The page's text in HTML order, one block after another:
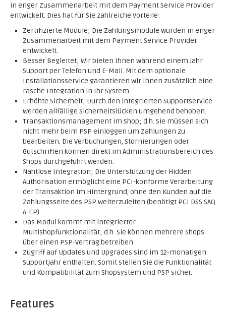
in enger Zusammenarbeit mit dem Payment Service Provider
entwickelt. Dies hat für Sie zahlreiche Vorteile:
Zertifizierte Module; Die Zahlungsmodule wurden in enger
Zusammenarbeit mit dem Payment Service Provider
entwickelt.
Besser Begleitet; Wir bieten Ihnen während einem Jahr
Support per Telefon und E-Mail. Mit dem optionale
Installationsservice garantieren wir Ihnen zusätzlich eine
rasche Integration in Ihr System.
Erhöhte Sicherheit; Durch den integrierten Supportservice
werden allfällige Sicherheitslücken umgehend behoben.
Transaktionsmanagement im Shop; d.h. Sie müssen sich
nicht mehr beim PSP einloggen um Zahlungen zu
bearbeiten. Die Verbuchungen, Stornierungen oder
Gutschriften können direkt im Administrationsbereich des
Shops durchgeführt werden.
Nahtlose Integration; Die Unterstützung der Hidden
Authorisation ermöglicht eine PCI-konforme Verarbeitung
der Transaktion im Hintergrund, ohne den Kunden auf die
Zahlungsseite des PSP weiterzuleiten (benötigt PCI DSS SAQ
A-EP).
Das Modul kommt mit integrierter
Multishopfunktionalität; d.h. Sie können mehrere Shops
über einen PSP-Vertrag betreiben
Zugriff auf Updates und Upgrades sind im 12-monatigen
Supportjahr enthalten. Somit stellen Sie die Funktionalität
und Kompatibilität zum Shopsystem und PSP sicher.
Features